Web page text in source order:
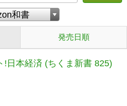
発売日順
!日本経済 (ちくま新書 825)